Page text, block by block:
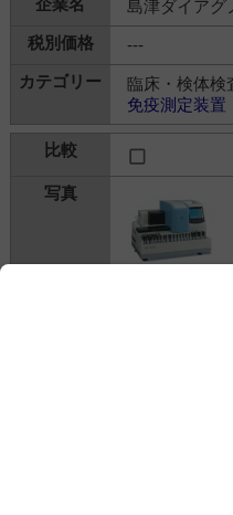
島津ダイアグ
---
臨床・検体検
免疫測定装置